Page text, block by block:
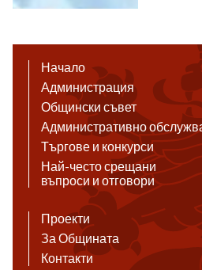
Начало
Администрация
Общински съвет
Административно
Търгове и конкурси
Най-често срещани
въпроси и отговори
Проекти
За Общината
Контакти